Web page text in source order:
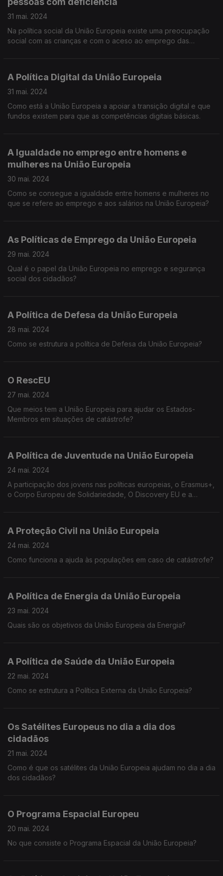
31 mai. 2024
Na política social da União Europeia existe uma preocupação
social com as crianças e com o aceso ao emprego das
A Política Digital da União Europeia
31 mai. 2024
Como está a União Europeia a apoiar a transição digital e que
fundos existem para que as competências digitais básicas.
A Igualdade no emprego entre homens e
mulheres na União Europeia
30 mai. 2024
Como se consegue a igualdade entre homens e mulheres no
que se refere ao emprego e aos salários na União Europeia?
As Políticas de Emprego da União Europeia
29 mai. 2024
Qual é o papel da União Europeia no emprego e segurança
social dos cidadãos?
A Política de Defesa da União Europeia
28 mai. 2024
Como se estrutura a política de Defesa da União Europeia?
O RescEU
27 mai. 2024
Que meios tem a União Europeia para ajudar os Estados-
Membros em situações de catástrofe?
A Política de Juventude na União Europeia
24 mai. 2024
A participação dos jovens nas políticas europeias, o Erasmus+,
o Corpo Europeu de Solidariedade, O Discovery EU e a
A Proteção Civil na União Europeia
24 mai. 2024
Como funciona a ajuda às populações em caso de catástrofe?
A Política de Energia da União Europeia
23 mai. 2024
Quais são os objetivos da União Europeia da Energia?
A Política de Saúde da União Europeia
22 mai. 2024
Como se estrutura a Política Externa da União Europeia?
Os Satélites Europeus no dia a dia dos
cidadãos
21 mai. 2024
Como é que os satélites da União Europeia ajudam no dia a dia
dos cidadãos?
O Programa Espacial Europeu
20 mai. 2024
No que consiste o Programa Espacial da União Europeia?